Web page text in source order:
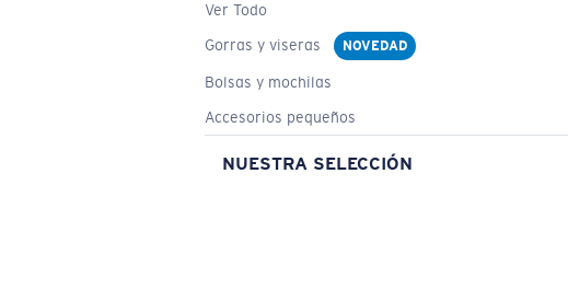
Ver Todo
Gorras y viseras
NOVEDAD
Bolsas y mochilas
Accesorios pequeños
NUESTRA SELECCIÓN